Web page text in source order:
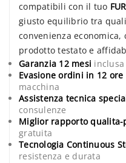
compatibili con il tuo
giusto equilibrio tra
convenienza
prodotto testato e
Garanzia 12 mesi
Evasione ordini in 12 ore
macchina
Assistenza tecnica
consulenze
Miglior rapporto qualita-
gratuita
Tecnologia Continuous
resistenza e durata